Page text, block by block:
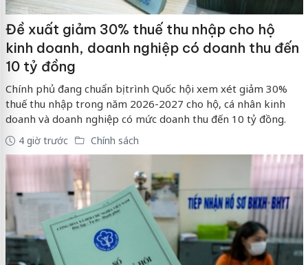
Đề xuất giảm 30% thuế thu nhập cho hộ
kinh doanh, doanh nghiệp có doanh thu đến
10 tỷ đồng
Chính phủ đang chuẩn bị trình Quốc hội xem xét giảm 30%
thuế thu nhập trong năm 2026-2027 cho hộ, cá nhân kinh
doanh và doanh nghiệp có mức doanh thu đến 10 tỷ đồng.
4 giờ trước Chính sách